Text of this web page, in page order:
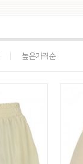
높은가격순